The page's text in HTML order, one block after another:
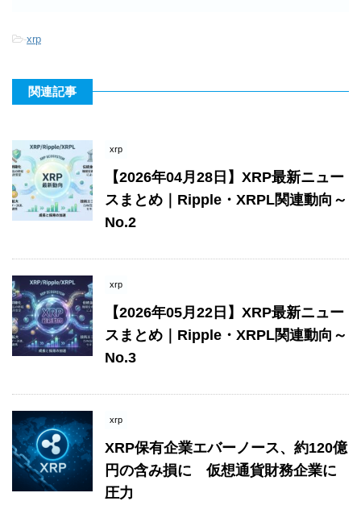
-xrp
関連記事
xrp
【2026年04月28日】XRP最新ニュー
スまとめ｜Ripple・XRPL関連動向～
No.2
xrp
【2026年05月22日】XRP最新ニュー
スまとめ｜Ripple・XRPL関連動向～
No.3
xrp
XRP保有企業エバーノース、約120億
円の含み損に 仮想通貨財務企業に
圧力